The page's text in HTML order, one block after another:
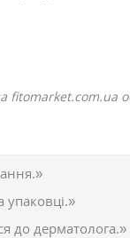
fitomarket.com.ua
до дерматолога.»